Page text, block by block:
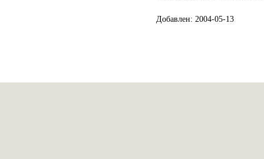
Добавлен: 2004-05-13